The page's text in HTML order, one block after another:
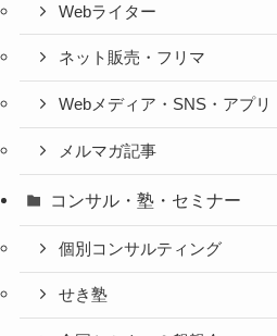
Webライター
ネット販売・フリマ
Webメディア・SNS・アプリ
メルマガ記事
コンサル・塾・セミナー
個別コンサルティング
せき塾